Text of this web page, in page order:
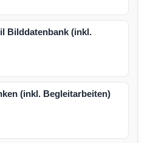
Bilddatenbank (inkl.
(inkl. Begleitarbeiten)